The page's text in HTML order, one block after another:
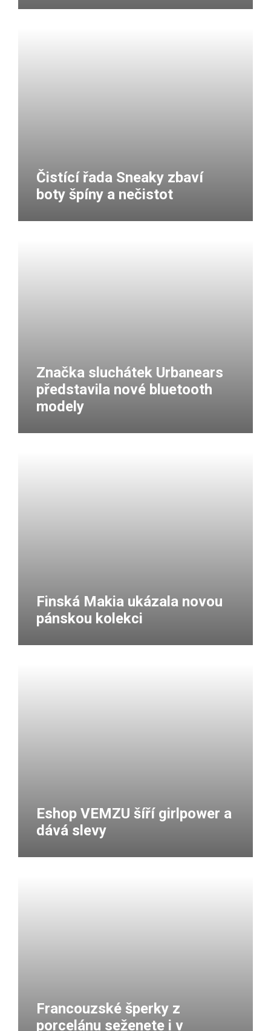
Čistící řada Sneaky zbaví
boty špíny a nečistot
Značka sluchátek Urbanears
představila nové bluetooth
modely
Finská Makia ukázala novou
pánskou kolekci
Eshop VEMZU šíří girlpower a
dává slevy
Francouzské šperky z
porcelánu seženete i v